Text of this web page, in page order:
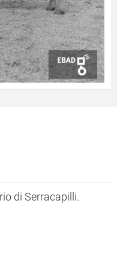
di Serracapilli.